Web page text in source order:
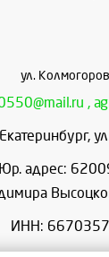
ул.
,
Екатеринбург,
адрес:
ИНН: